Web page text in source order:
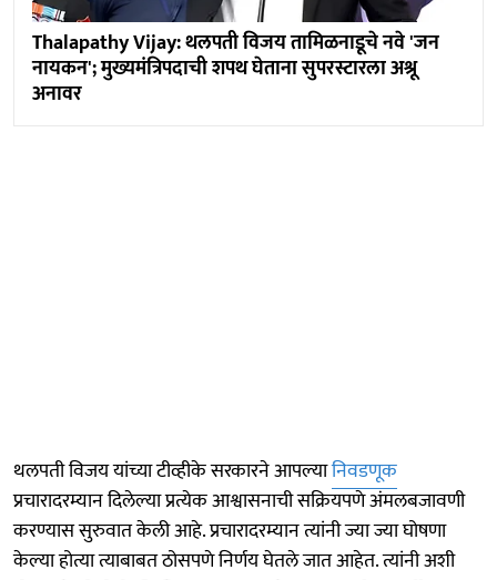
Thalapathy Vijay: थलपती विजय तामिळनाडूचे नवे 'जन
नायकन'; मुख्यमंत्रिपदाची शपथ घेताना सुपरस्टारला अश्रू
अनावर
थलपती विजय यांच्या टीव्हीके सरकारने आपल्यानिवडणूक
प्रचारादरम्यान दिलेल्या प्रत्येक आश्वासनाची सक्रियपणे अंमलबजावणी
करण्यास सुरुवात केली आहे. प्रचारादरम्यान त्यांनी ज्या ज्या घोषणा
केल्या होत्या त्याबाबत ठोसपणे निर्णय घेतले जात आहेत. त्यांनी अशी